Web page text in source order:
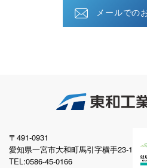
メールでの
〒491-0931
愛知県一宮市大和町馬引字横手23-1
TEL:0586-45-0166